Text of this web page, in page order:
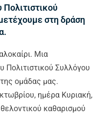
στη δράση
Μια
Συλλόγου
ομάδας μας.
ημέρα Κυριακή,
καθαρισμού